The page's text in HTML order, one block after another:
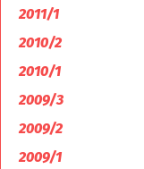
2011/1
2010/2
2010/1
2009/3
2009/2
2009/1